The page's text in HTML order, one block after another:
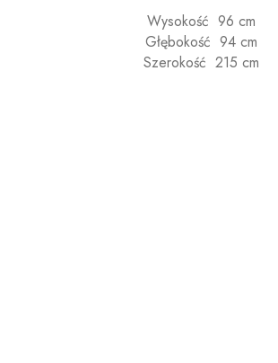
Wysokość 96 cm
Głębokość 94 cm
Szerokość 215 cm